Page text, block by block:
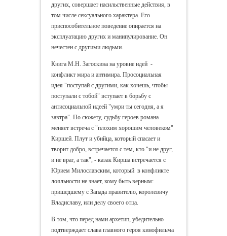
других, совершает насильственные действия, в
том числе сексуального характера. Его
приспособительное поведение опирается на
эксплуатацию других и манипулирование. Он
нечестен с другими людьми.
Книга М.Н. Загоскина на уровне идей -
конфликт мира и антимира. Просоциальная
идея "поступай с другими, как хочешь, чтобы
поступали с тобой" вступает в борьбу с
антисоциальной идеей "умри ты сегодня, а я
завтра". По сюжету, судьбу героев романа
меняет встреча с "плохим хорошим человеком"
Киршей. Плут и убийца, который спасает и
творит добро, встречается с тем, кто "и не друг,
и не враг, а так", - казак Кирша встречается с
Юрием Милославским, который в конфликте
лояльности не знает, кому быть верным:
пришедшему с Запада правителю, королевичу
Владиславу, или делу своего отца.
В том, что перед нами архетип, убедительно
подтверждает слава главного героя кинофильма